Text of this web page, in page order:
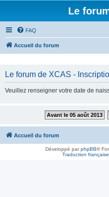
Le
FAQ
Accueil du forum
Le forum de XCAS -
Veuillez renseigner votre date de
Avant le 05 août 2013
Accueil du forum
Développé parphpBB®
Traduction